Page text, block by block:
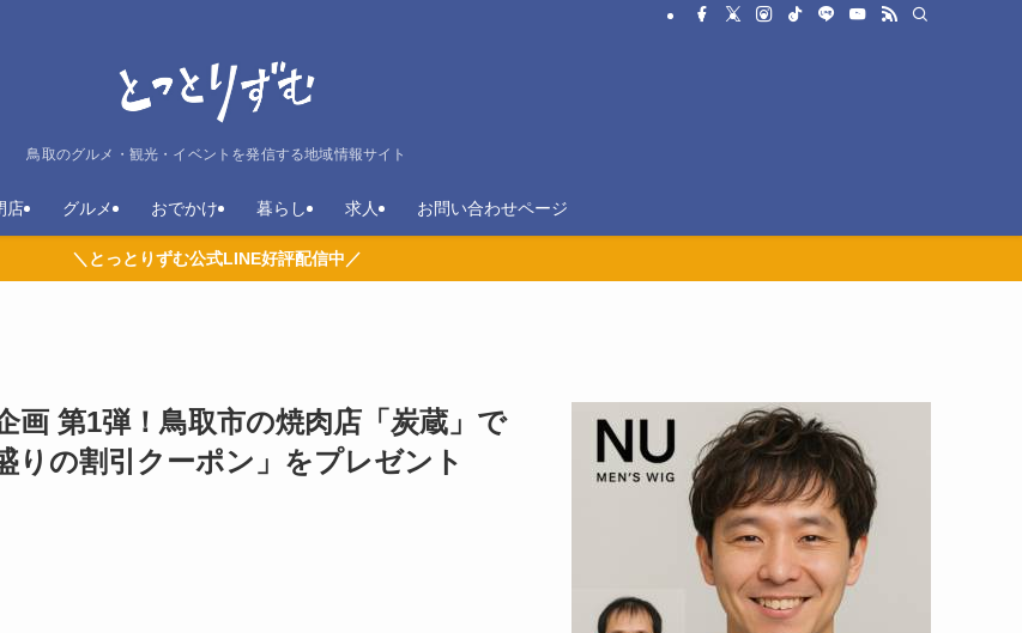
鳥取のグルメ・観光・イベントを発信する地域情報サイト
店 グルメ おでかけ 暮らし 求人 お問い合わせページ
＼とっとりずむ公式LINE好評配信中／
画 第1弾！鳥取市の焼肉店「炭蔵」で
りの割引クーポン」をプレゼント